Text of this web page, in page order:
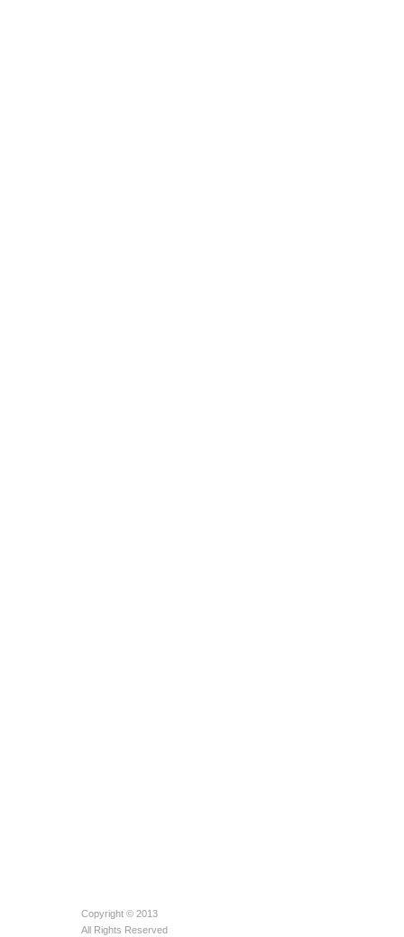
Copyright © 2013
All Rights Reserved